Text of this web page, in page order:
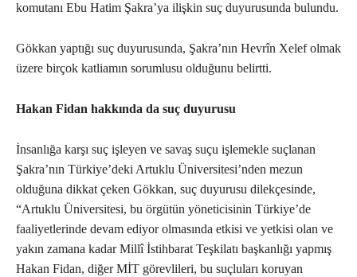
komutanı Ebu Hatim Şakra’ya ilişkin suç duyurusunda bulundu.
Gökkan yaptığı suç duyurusunda, Şakra’nın Hevrîn Xelef olmak
üzere birçok katliamın sorumlusu olduğunu belirtti.
Hakan Fidan hakkında da suç duyurusu
İnsanlığa karşı suç işleyen ve savaş suçu işlemekle suçlanan
Şakra’nın Türkiye’deki Artuklu Üniversitesi’nden mezun
olduğuna dikkat çeken Gökkan, suç duyurusu dilekçesinde,
“Artuklu Üniversitesi, bu örgütün yöneticisinin Türkiye’de
faaliyetlerinde devam ediyor olmasında etkisi ve yetkisi olan ve
yakın zamana kadar Millî İstihbarat Teşkilatı başkanlığı yapmış
Hakan Fidan, diğer MİT görevlileri, bu suçluları koruyan